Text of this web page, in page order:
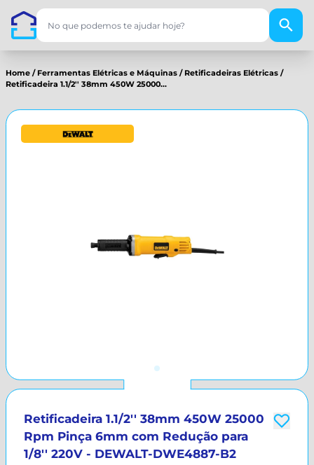
Home / Ferramentas Elétricas e Máquinas / Retificadeiras Elétricas /
Retificadeira 1.1/2'' 38mm 450W 25000...
Retificadeira 1.1/2'' 38mm 450W 25000
Rpm Pinça 6mm com Redução para
1/8'' 220V - DEWALT-DWE4887-B2